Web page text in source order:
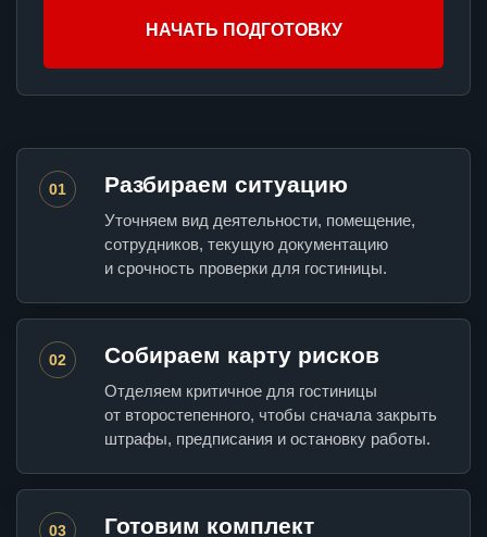
НАЧАТЬ ПОДГОТОВКУ
01 Разбираем ситуацию
Уточняем вид деятельности, помещение,
сотрудников, текущую документацию
и срочность проверки для гостиницы.
02 Собираем карту рисков
Отделяем критичное для гостиницы
от второстепенного, чтобы сначала закрыть
штрафы, предписания и остановку работы.
03 Готовим комплект